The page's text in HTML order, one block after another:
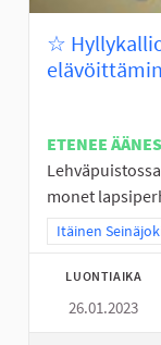
☆
ETENEE
monet
Rajaa tulokset
Itäinen
LUONTIAIKA
26.01.2023